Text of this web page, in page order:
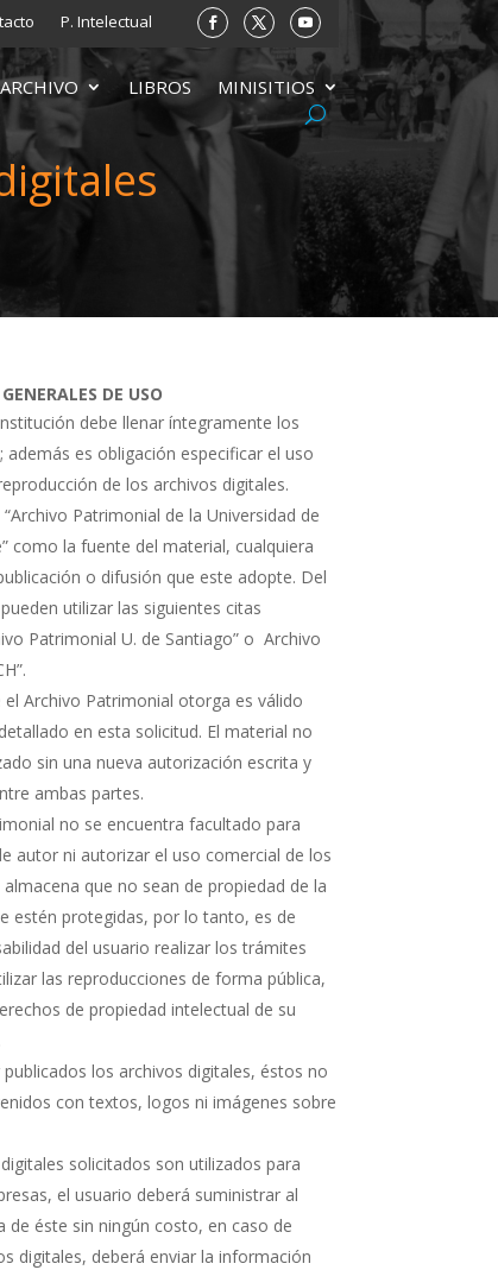
P. Intelectual
ARCHIVO LIBROS MINISITIOS
DE USO
debe llenar íntegramente los
además es obligación especificar el uso
de los archivos digitales.
Patrimonial de la Universidad de
como la fuente del material, cualquiera
o difusión que este adopte. Del
utilizar las siguientes citas
Patrimonial U. de Santiago” o Archivo
el Archivo Patrimonial otorga es válido
en esta solicitud. El material no
sin una nueva autorización escrita y
ambas partes.
no se encuentra facultado para
autor ni autorizar el uso comercial de los
que no sean de propiedad de la
estén protegidas, por lo tanto, es de
del usuario realizar los trámites
las reproducciones de forma pública,
de propiedad intelectual de su
publicados los archivos digitales, éstos no
con textos, logos ni imágenes sobre
solicitados son utilizados para
el usuario deberá suministrar al
de éste sin ningún costo, en caso de
digitales, deberá enviar la información